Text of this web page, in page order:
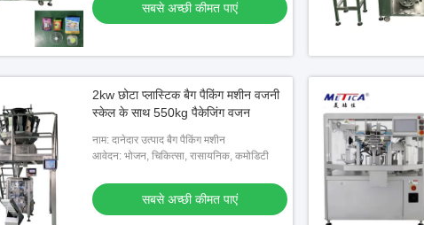
सबसे अच्छी कीमत पाएं
2kw छोटा प्लास्टिक बैग पैकिंग मशीन वजनी
स्केल के साथ 550kg पैकेजिंग वजन
नाम: दानेदार उत्पाद बैग पैकिंग मशीन
आवेदन: भोजन, चिकित्सा, रासायनिक, कमोडिटी
सबसे अच्छी कीमत पाएं